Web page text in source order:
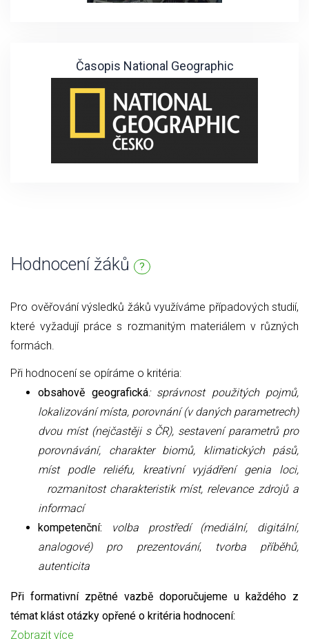
Časopis National Geographic
Hodnocení žáků ?
Pro ověřování výsledků žáků využíváme případových studií,
které vyžadují práce s rozmanitým materiálem v různých
formách.
Při hodnocení se opíráme o kritéria:
obsahově geografická: správnost použitých pojmů,
lokalizování místa, porovnání (v daných parametrech)
dvou míst (nejčastěji s ČR), sestavení parametrů pro
porovnávání, charakter biomů, klimatických pásů,
míst podle reliéfu, kreativní vyjádření genia loci,
rozmanitost charakteristik míst, relevance zdrojů a
informací
kompetenční:
volba prostředí (mediální, digitální,
analogové) pro prezentování,tvorba příběhů,
autenticita
Při formativní zpětné vazbě doporučujeme u každého z
témat klást otázky opřené o kritéria hodnocení:
Zobrazit více